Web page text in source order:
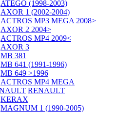
ATEGO (1998-2003)
AXOR 1 (2002-2004)
ACTROS MP3 MEGA 2008>
AXOR 2 2004>
ACTROS MP4 2009<
AXOR 3
MB 381
MB 641 (1991-1996)
MB 649 >1996
ACTROS MP4 MEGA
RENAULT
KERAX
MAGNUM 1 (1990-2005)